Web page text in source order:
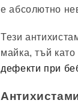
е абсолютно
Тези
майка, тъй
дефекти при